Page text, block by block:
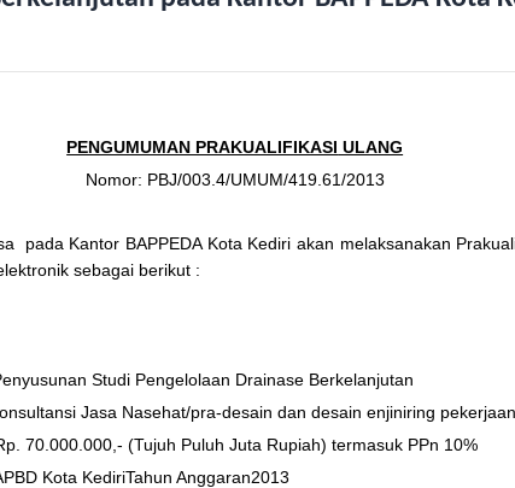
PENGUMUMAN PRAKUALIFIKASI ULANG
Nomor: PBJ/003.4/UMUM/419.61/2013
pada Kantor BAPPEDA Kota Kediri akan melaksanakan
sebagai berikut :
Studi Pengelolaan Drainase Berkelanjutan
Jasa Nasehat/pra-desain dan desain enjiniring pekerjaan
(Tujuh Puluh Juta Rupiah) termasuk PPn 10%
Kota KediriTahun Anggaran2013